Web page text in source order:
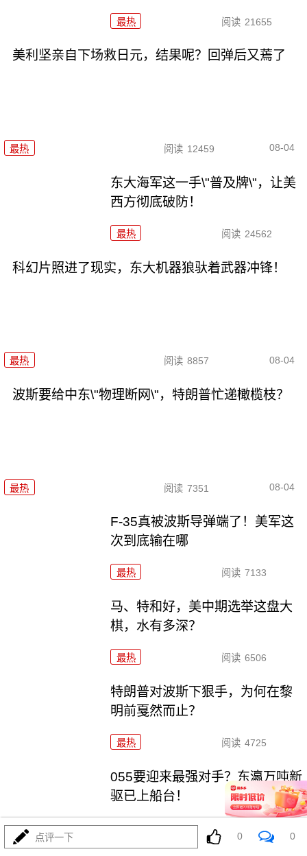
最热 阅读 21655
美利坚亲自下场救日元，结果呢？回弹后又蔫了
最热 阅读 12459 08-04
东大海军这一手\"普及牌\"，让美
西方彻底破防！
最热 阅读 24562
科幻片照进了现实，东大机器狼驮着武器冲锋！
最热 阅读 8857 08-04
波斯要给中东\"物理断网\"，特朗普忙递橄榄枝？
最热 阅读 7351 08-04
F-35真被波斯导弹端了！美军这
次到底输在哪
最热 阅读 7133
马、特和好，美中期选举这盘大
棋，水有多深？
最热 阅读 6506
特朗普对波斯下狠手，为何在黎
明前戛然而止？
最热 阅读 4725
055要迎来最强对手？东瀛万吨新
驱已上船台！
最热
点评一下 0 0